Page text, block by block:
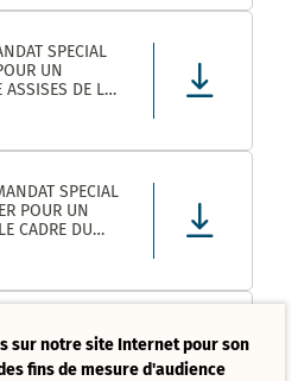
SPECIAL
UN
ASSISES DE LA
SPECIAL
CADRE DU
JEUNES A
examinées
2025
sur notre site Internet pour son
fins de mesure d'audience